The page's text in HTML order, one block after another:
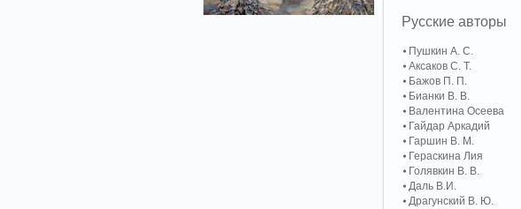
Русские авторы
Пушкин А. С.
Аксаков С. Т.
Бажов П. П.
Бианки В. В.
Валентина Осеева
Гайдар Аркадий
Гаршин В. М.
Гераскина Лия
Голявкин В. В.
Даль В.И.
Драгунский В. Ю.